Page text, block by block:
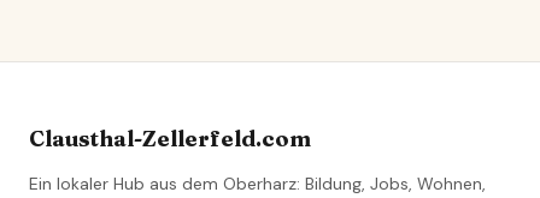
Clausthal-Zellerfeld.com
Ein lokaler Hub aus dem Oberharz: Bildung, Jobs, Wohnen,